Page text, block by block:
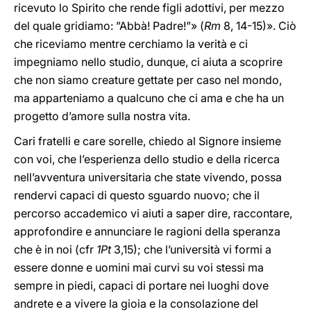
ricevuto lo Spirito che rende figli adottivi, per mezzo
del quale gridiamo: ”Abbà! Padre!”» (Rm 8, 14-15)». Ciò
che riceviamo mentre cerchiamo la verità e ci
impegniamo nello studio, dunque, ci aiuta a scoprire
che non siamo creature gettate per caso nel mondo,
ma apparteniamo a qualcuno che ci ama e che ha un
progetto d’amore sulla nostra vita.
Cari fratelli e care sorelle, chiedo al Signore insieme
con voi, che l’esperienza dello studio e della ricerca
nell’avventura universitaria che state vivendo, possa
rendervi capaci di questo sguardo nuovo; che il
percorso accademico vi aiuti a saper dire, raccontare,
approfondire e annunciare le ragioni della speranza
che è in noi (cfr 1Pt3,15); che l’università vi formi a
essere donne e uomini mai curvi su voi stessi ma
sempre in piedi, capaci di portare nei luoghi dove
andrete e a vivere la gioia e la consolazione del